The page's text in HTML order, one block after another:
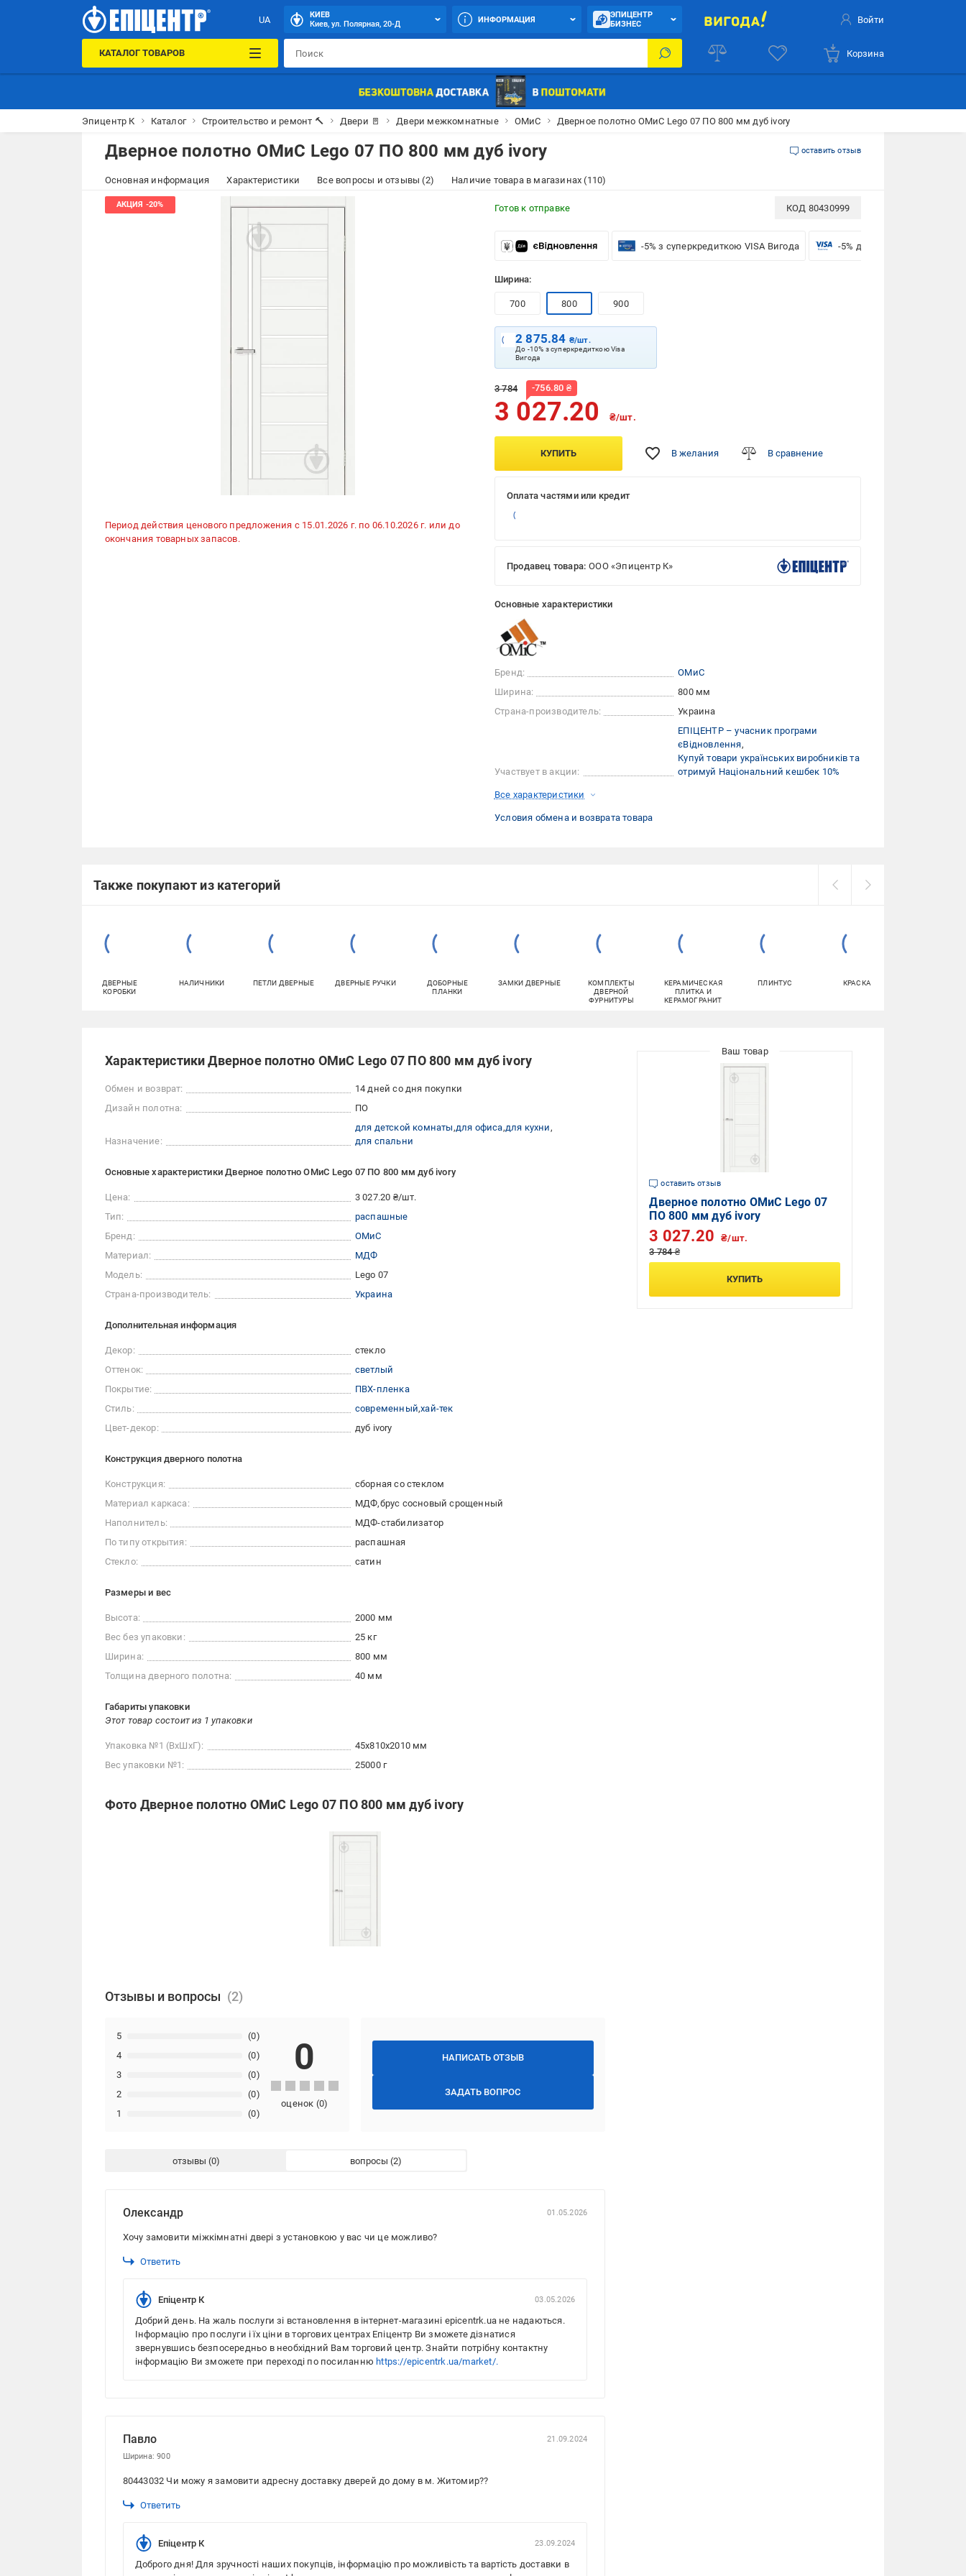
UA
КИЕВ
Киев, ул. Полярная, 20-Д
ИНФОРМАЦИЯ
ЭПИЦЕНТР
БИЗНЕС
Войти
КАТАЛОГ ТОВАРОВ Корзина
Эпицентр К Каталог Строительство и ремонт 🔨 Двери 🚪 Двери межкомнатные ОМиС Дверное полотно ОМиС Lego 07 ПО 800 мм дуб ivory
Дверное полотно ОМиС Lego 07 ПО 800 мм дуб ivory оставить отзыв
Основная информация Характеристики Все вопросы и отзывы (2) Наличие товара в магазинах (110)
Период действия ценового предложения с 15.01.2026 г. по 06.10.2026 г. или до
окончания товарных запасов.
Готов к отправке КОД 80430999
-5% з суперкредиткою VISA Вигода -5% для бізнесу з VISA
Ширина:
700 800 900
2 875.84 ₴/шт.
До -10% з суперкредиткою Visa
Вигода
3 784 -756.80 ₴
3 027.20 ₴/шт.
КУПИТЬ В желания В сравнение
Оплата частями или кредит
Продавец товара: ООО «Эпицентр К»
Основные характеристики
Бренд:
ОМиС
Ширина:
800 мм
Страна-производитель:
Украина
Участвует в акции:
ЕПІЦЕНТР – учасник програми
єВідновлення
Купуй товари українських виробників та
отримуй Національний кешбек 10%
Все характеристики
Условия обмена и возврата товара
Также покупают из категорий
ДВЕРНЫЕ
КОРОБКИ
НАЛИЧНИКИ ПЕТЛИ ДВЕРНЫЕ ДВЕРНЫЕ РУЧКИ
ДОБОРНЫЕ
ПЛАНКИ
ЗАМКИ ДВЕРНЫЕ
КОМПЛЕКТЫ
ДВЕРНОЙ
ФУРНИТУРЫ
КЕРАМИЧЕСКАЯ
ПЛИТКА И
КЕРАМОГРАНИТ
ПЛИНТУС КРАСКА
Характеристики Дверное полотно ОМиС Lego 07 ПО 800 мм дуб ivory
Обмен и возврат:
14 дней со дня покупки
Дизайн полотна:
ПО
Назначение:
для детской комнаты для офиса для кухни
для спальни
Основные характеристики Дверное полотно ОМиС Lego 07 ПО 800 мм дуб ivory
Цена:
3 027.20 ₴/шт.
Тип:
распашные
Бренд:
ОМиС
Материал:
МДФ
Модель:
Lego 07
Страна-производитель:
Украина
Дополнительная информация
Декор:
стекло
Оттенок:
светлый
Покрытие:
ПВХ-пленка
Стиль:
современный хай-тек
Цвет-декор:
дуб ivory
Конструкция дверного полотна
Конструкция:
сборная со стеклом
Материал каркаса:
МДФ брус сосновый срощенный
Наполнитель:
МДФ-стабилизатор
По типу открытия:
распашная
Стекло:
сатин
Размеры и вес
Высота:
2000 мм
Вес без упаковки:
25 кг
Ширина:
800 мм
Толщина дверного полотна:
40 мм
Габариты упаковки
Этот товар состоит из 1 упаковки
Упаковка №1 (ВхШхГ):
45x810x2010 мм
Вес упаковки №1:
25000 г
Фото Дверное полотно ОМиС Lego 07 ПО 800 мм дуб ivory
Отзывы и вопросы
НАПИСАТЬ ОТЗЫВ
ЗАДАТЬ ВОПРОС
1 (0)
2 (0)
3 (0)
4 (0)
5 (0)
0
оценок (0)
отзывы вопросы
Олександр 01.05.2026
Хочу замовити міжкімнатні двері з установкою у вас чи це можливо?
Ответить
Епіцентр К 03.05.2026
Добрий день. На жаль послуги зі встановлення в інтернет-магазині epicentrk.ua не надаються.
Інформацію про послуги і їх ціни в торгових центрах Епіцентр Ви зможете дізнатися
звернувшись безпосередньо в необхідний Вам торговий центр. Знайти потрібну контактну
інформацію Ви зможете при переході по посиланню https://epicentrk.ua/market/.
Павло
21.09.2024
Ширина: 900
80443032 Чи можу я замовити адресну доставку дверей до дому в м. Житомир??
Ответить
Епіцентр К 23.09.2024
Доброго дня! Для зручності наших покупців, інформацію про можливість та вартість доставки в
оставить отзыв
Дверное полотно ОМиС Lego 07
ПО 800 мм дуб ivory
3 784 ₴
3 027.20 ₴/шт.
КУПИТЬ